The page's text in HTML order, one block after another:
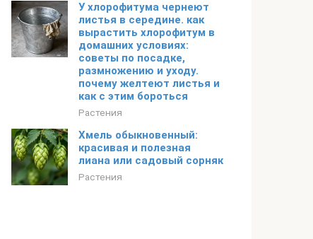
У хлорофитума чернеют
листья в середине. как
вырастить хлорофитум в
домашних условиях:
советы по посадке,
размножению и уходу.
почему желтеют листья и
как с этим бороться
Растения
Хмель обыкновенный:
красивая и полезная
лиана или садовый сорняк
Растения